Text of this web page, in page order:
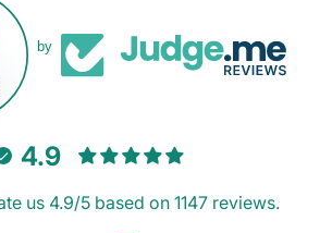
by
4.9
us 4.9/5 based on 1147 reviews.